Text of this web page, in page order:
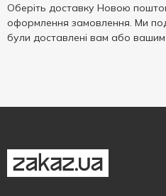
Оберіть доставку Новою
оформлення замовлення. Ми
були доставлені вам або вашим